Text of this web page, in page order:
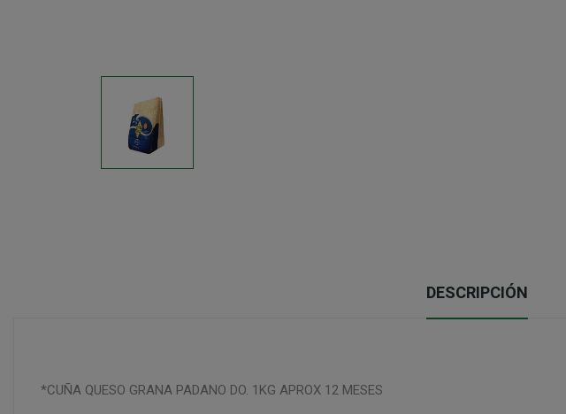
DESCRIPCIÓN
*CUÑA QUESO GRANA PADANO DO. 1KG APROX 12 MESES